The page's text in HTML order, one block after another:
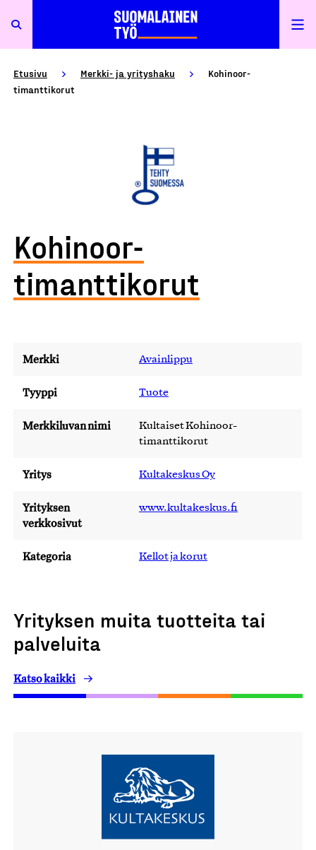
Etusivu Merkki- ja yrityshaku
Kohinoor-
timanttikorut
Kohinoor-
timanttikorut
Merkki Avainlippu
Tyyppi Tuote
Merkkiluvan nimi
Kultaiset Kohinoor-
timanttikorut
Yritys Kultakeskus Oy
Yrityksen
verkkosivut
www.kultakeskus.fi
Kategoria Kellot ja korut
Yrityksen muita tuotteita tai
palveluita
Katso kaikki